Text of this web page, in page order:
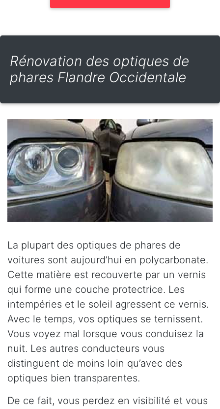
Rénovation des optiques de
phares Flandre Occidentale
La plupart des optiques de phares de
voitures sont aujourd’hui en polycarbonate.
Cette matière est recouverte par un vernis
qui forme une couche protectrice. Les
intempéries et le soleil agressent ce vernis.
Avec le temps, vos optiques se ternissent.
Vous voyez mal lorsque vous conduisez la
nuit. Les autres conducteurs vous
distinguent de moins loin qu’avec des
optiques bien transparentes.
De ce fait, vous perdez en visibilité et vous